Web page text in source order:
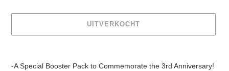
UITVERKOCHT
-A Special Booster Pack to Commemorate the 3rd Anniversary!